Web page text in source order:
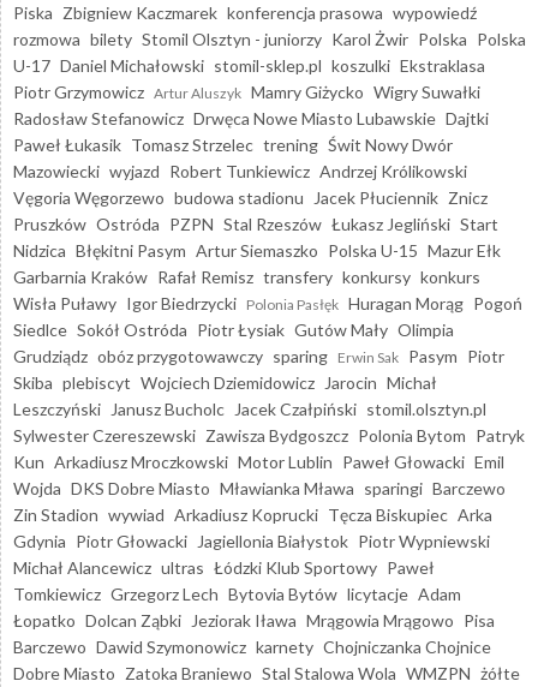
Piska Zbigniew Kaczmarek konferencja prasowa wypowiedź
rozmowa bilety Stomil Olsztyn - juniorzy Karol Żwir Polska Polska
U-17 Daniel Michałowski stomil-sklep.pl koszulki Ekstraklasa
Piotr Grzymowicz Artur Aluszyk Mamry Giżycko Wigry Suwałki
Radosław Stefanowicz Drwęca Nowe Miasto Lubawskie Dajtki
Paweł Łukasik Tomasz Strzelec trening Świt Nowy Dwór
Mazowiecki wyjazd Robert Tunkiewicz Andrzej Królikowski
Vęgoria Węgorzewo budowa stadionu Jacek Płuciennik Znicz
Pruszków Ostróda PZPN Stal Rzeszów Łukasz Jegliński Start
Nidzica Błękitni Pasym Artur Siemaszko Polska U-15 Mazur Ełk
Garbarnia Kraków Rafał Remisz transfery konkursy konkurs
Wisła Puławy Igor Biedrzycki Polonia Pasłęk Huragan Morąg Pogoń
Siedlce Sokół Ostróda Piotr Łysiak Gutów Mały Olimpia
Grudziądz obóz przygotowawczy sparing Erwin Sak Pasym Piotr
Skiba plebiscyt Wojciech Dziemidowicz Jarocin Michał
Leszczyński
Janusz Bucholc Jacek Czałpiński stomil.olsztyn.pl
Sylwester Czereszewski Zawisza Bydgoszcz Polonia Bytom Patryk
Kun Arkadiusz Mroczkowski Motor Lublin Paweł Głowacki Emil
Wojda DKS Dobre Miasto Mławianka Mława sparingi Barczewo
Zin Stadion wywiad Arkadiusz Koprucki Tęcza Biskupiec Arka
Gdynia Piotr Głowacki Jagiellonia Białystok Piotr Wypniewski
Michał Alancewicz ultras Łódzki Klub Sportowy Paweł
Tomkiewicz Grzegorz Lech Bytovia Bytów licytacje Adam
Łopatko Dolcan Ząbki Jeziorak Iława Mrągowia Mrągowo Pisa
Barczewo Dawid Szymonowicz karnety Chojniczanka Chojnice
Dobre Miasto Zatoka Braniewo Stal Stalowa Wola WMZPN żółte